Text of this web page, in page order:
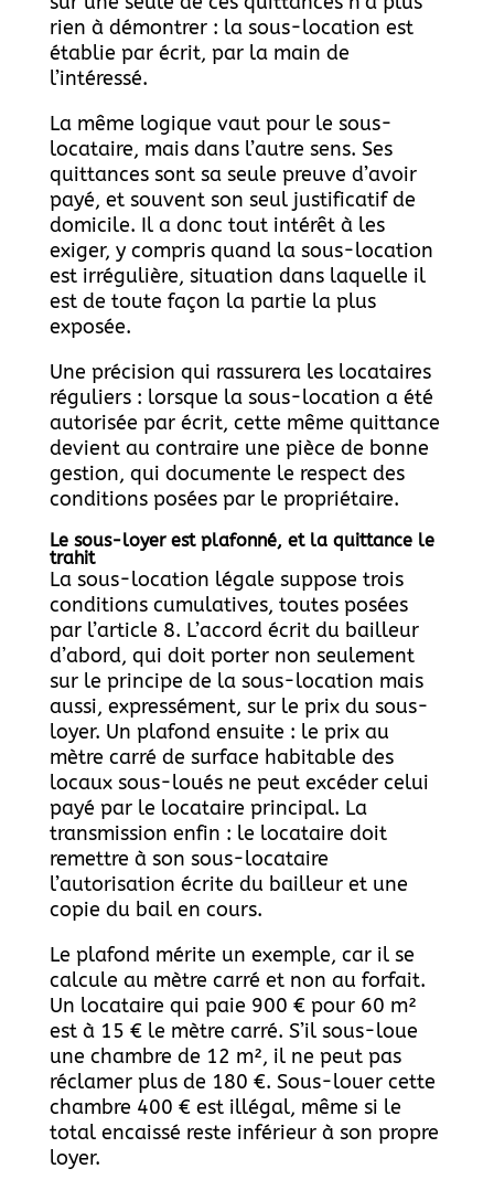
rien à démontrer : la sous-location est
établie par écrit, par la main de
l’intéressé.
La même logique vaut pour le sous-
locataire, mais dans l’autre sens. Ses
quittances sont sa seule preuve d’avoir
payé, et souvent son seul justificatif de
domicile. Il a donc tout intérêt à les
exiger, y compris quand la sous-location
est irrégulière, situation dans laquelle il
est de toute façon la partie la plus
exposée.
Une précision qui rassurera les locataires
réguliers : lorsque la sous-location a été
autorisée par écrit, cette même quittance
devient au contraire une pièce de bonne
gestion, qui documente le respect des
conditions posées par le propriétaire.
Le sous-loyer est plafonné, et la quittance le
trahit
La sous-location légale suppose trois
conditions cumulatives, toutes posées
par l’article 8. L’accord écrit du bailleur
d’abord, qui doit porter non seulement
sur le principe de la sous-location mais
aussi, expressément, sur le prix du sous-
loyer. Un plafond ensuite : le prix au
mètre carré de surface habitable des
locaux sous-loués ne peut excéder celui
payé par le locataire principal. La
transmission enfin : le locataire doit
remettre à son sous-locataire
l’autorisation écrite du bailleur et une
copie du bail en cours.
Le plafond mérite un exemple, car il se
calcule au mètre carré et non au forfait.
Un locataire qui paie 900 € pour 60 m²
est à 15 € le mètre carré. S’il sous-loue
une chambre de 12 m², il ne peut pas
réclamer plus de 180 €. Sous-louer cette
chambre 400 € est illégal, même si le
total encaissé reste inférieur à son propre
loyer.